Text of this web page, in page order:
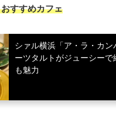
すすめカフェ
シァル横浜「ア・ラ・カ
ーツタルトがジューシーで
も魅力